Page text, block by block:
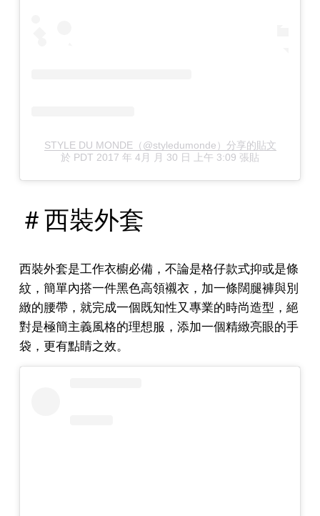
STYLE DU MONDE（@styledumonde）分享的貼文
於 PDT 2017 年 4月 月 30 日 上午 3:09 張貼
＃西裝外套
西裝外套是工作衣櫥必備，不論是格仔款式抑或是條
紋，簡單內搭一件黑色高領襯衣，加一條闊腿褲與別
緻的腰帶，就完成一個既知性又專業的時尚造型，絕
對是極簡主義風格的理想服，添加一個精緻亮眼的手
袋，更有點睛之效。